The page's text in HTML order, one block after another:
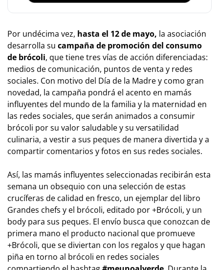
Por undécima vez, hasta el 12 de mayo, la asociación
desarrolla su campaña de promoción del consumo
de brócoli, que tiene tres vías de acción diferenciadas:
medios de comunicación, puntos de venta y redes
sociales. Con motivo del Día de la Madre y como gran
novedad, la campaña pondrá el acento en mamás
influyentes del mundo de la familia y la maternidad en
las redes sociales, que serán animados a consumir
brócoli por su valor saludable y su versatilidad
culinaria, a vestir a sus peques de manera divertida y a
compartir comentarios y fotos en sus redes sociales.
Así, las mamás influyentes seleccionadas recibirán esta
semana un obsequio con una selección de estas
crucíferas de calidad en fresco, un ejemplar del libro
Grandes chefs y el brócoli, editado por +Brócoli, y un
body para sus peques. El envío busca que conozcan de
primera mano el producto nacional que promueve
+Brócoli, que se diviertan con los regalos y que hagan
piña en torno al brócoli en redes sociales